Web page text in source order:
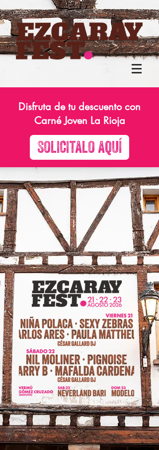
Disfruta de tu descuento con
Carné Joven La Rioja
Solicitalo aquí